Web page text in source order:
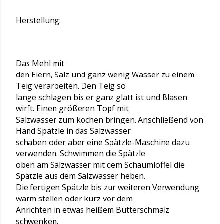
Herstellung:
Das Mehl mit
den Eiern, Salz und ganz wenig Wasser zu einem
Teig verarbeiten. Den Teig so
lange schlagen bis er ganz glatt ist und Blasen
wirft. Einen größeren Topf mit
Salzwasser zum kochen bringen. Anschließend von
Hand Spätzle in das Salzwasser
schaben oder aber eine Spätzle-Maschine dazu
verwenden. Schwimmen die Spätzle
oben am Salzwasser mit dem Schaumlöffel die
Spätzle aus dem Salzwasser heben.
Die fertigen Spätzle bis zur weiteren Verwendung
warm stellen oder kurz vor dem
Anrichten in etwas heißem Butterschmalz
schwenken.